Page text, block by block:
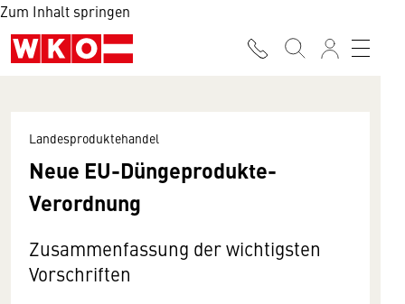
Zum Inhalt springen
Landesproduktehandel
Neue EU-Düngeprodukte-
Verordnung
Zusammenfassung der wichtigsten
Vorschriften